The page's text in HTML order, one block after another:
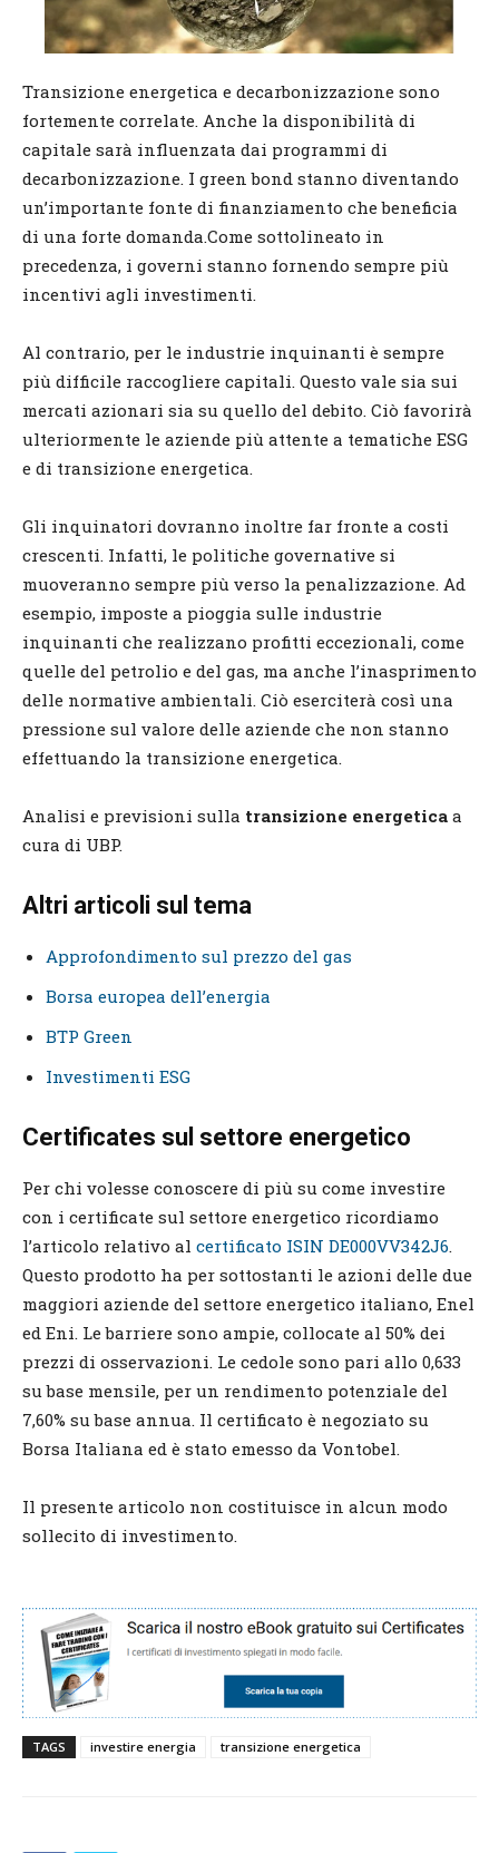
Transizione energetica e decarbonizzazione sono
fortemente correlate. Anche la disponibilità di
capitale sarà influenzata dai programmi di
decarbonizzazione. I green bond stanno diventando
un’importante fonte di finanziamento che beneficia
di una forte domanda.Come sottolineato in
precedenza, i governi stanno fornendo sempre più
incentivi agli investimenti.
Al contrario, per le industrie inquinanti è sempre
più difficile raccogliere capitali. Questo vale sia sui
mercati azionari sia su quello del debito. Ciò favorirà
ulteriormente le aziende più attente a tematiche ESG
e di transizione energetica.
Gli inquinatori dovranno inoltre far fronte a costi
crescenti. Infatti, le politiche governative si
muoveranno sempre più verso la penalizzazione. Ad
esempio, imposte a pioggia sulle industrie
inquinanti che realizzano profitti eccezionali, come
quelle del petrolio e del gas, ma anche l’inasprimento
delle normative ambientali. Ciò eserciterà così una
pressione sul valore delle aziende che non stanno
effettuando la transizione energetica.
Analisi e previsioni sulla transizione energetica a
cura di UBP.
Altri articoli sul tema
Approfondimento sul prezzo del gas
Borsa europea dell’energia
BTP Green
Investimenti ESG
Certificates sul settore energetico
Per chi volesse conoscere di più su come investire
con i certificate sul settore energetico ricordiamo
l’articolo relativo al certificato ISIN DE000VV342J6.
Questo prodotto ha per sottostanti le azioni delle due
maggiori aziende del settore energetico italiano, Enel
ed Eni. Le barriere sono ampie, collocate al 50% dei
prezzi di osservazioni. Le cedole sono pari allo 0,633
su base mensile, per un rendimento potenziale del
7,60% su base annua. Il certificato è negoziato su
Borsa Italiana ed è stato emesso da Vontobel.
Il presente articolo non costituisce in alcun modo
sollecito di investimento.
TAGS investire energia transizione energetica